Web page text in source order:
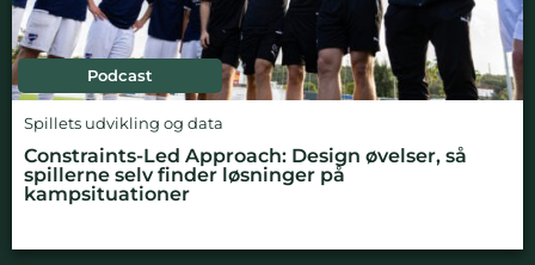
Podcast
Spillets udvikling og data
Constraints-Led Approach: Design øvelser, så
spillerne selv finder løsninger på
kampsituationer